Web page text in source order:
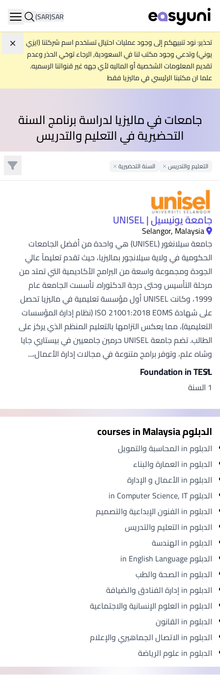
SAR
(SAR)
تحذير: نود تنبيهكم إلى وجود عمليات احتيال تستخدم اسم شركتنا (ايزي
يوني) وتدعي وجود مكتب لنا في السعودية, الرجاء توخي الحذر وعدم
تقديم المعلومات الشخصية أو الماليه لأي جهه غير قنواتنا الرسميه.
علما ان مكتبنا الرئيسي في ماليزيا فقط
جامعات في ماليزيا لدراسة برنامج السنة
التحضيرية في التعليم والتدريس
التعليم والتدريسRemove Filter
السنة التحضيريةRemove Filter
جامعة يونيسيل | UNISEL
Selangor, Malaysia
جامعة سيلانغور (UNISEL) هي واحدة من أفضل الجامعات
الحكومية في ولاية سيلانجور بماليزيا، حيث تقدم تعليماً عالي
الجودة ومجموعة واسعة من البرامج الأكاديمية التي تمتد من
مرحلة التأسيس وحتى درجة الدكتوراه. تأسست الجامعة عام
1999، وكانت UNISEL أول مؤسسة تعليمية في ماليزيا تحصل
على شهادة ISO 21001:2018 EOMS (نظام إدارة المؤسسات
التعليمية)، مما يعكس التزامها بالتعليم المنظم الذي يركز على
الطالب. تضم جامعة UNISEL حرمين جامعيين في بيستاري جايا
وشاه علم، وتوفر برامج متنوعة في مجالات إدارة الأعمال،...
Foundation in TESL
1 السنة
الدبلوم courses in Malaysia
الدبلوم in المحاسبة والتمويل
الدبلوم in العمارة والبناء
الدبلوم in الأعمال و الإدارة
الدبلوم in Computer Science, IT
الدبلوم in الفنون الإبداعية والتصميم
الدبلوم in التعليم والتدريس
الدبلوم in الهندسة
الدبلوم in English Language
الدبلوم in الصحة والطب
الدبلوم in إدارة الفنادق والضيافة
الدبلوم in العلوم الإنسانية والاجتماعية
الدبلوم in القانون
الدبلوم in الاتصال الجماهيري والإعلام
الدبلوم in علوم الرياضة